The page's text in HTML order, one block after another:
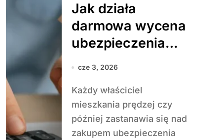
Jak działa
darmowa wycena
ubezpieczenia
mieszkania
cze 3, 2026
Każdy właściciel
mieszkania prędzej czy
później zastanawia się nad
zakupem ubezpieczenia